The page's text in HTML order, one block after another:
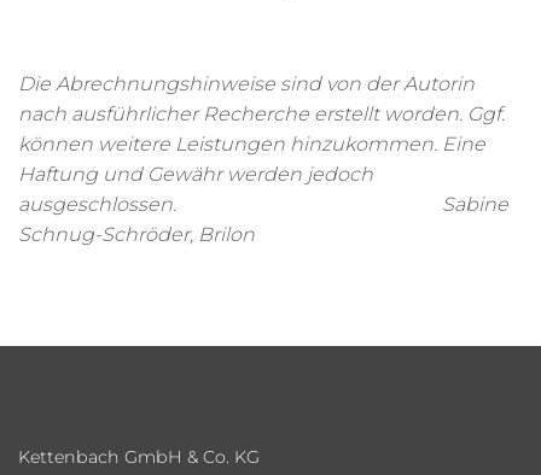
Die Abrechnungshinweise sind von der Autorin
nach ausführlicher Recherche erstellt worden. Ggf.
können weitere Leistungen hinzukommen. Eine
Haftung und Gewähr werden jedoch
ausgeschlossen. Sabine
Schnug-Schröder, Brilon
Kettenbach GmbH & Co. KG